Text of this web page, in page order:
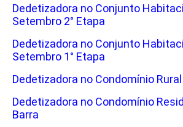
Dedetizadora no Conjunto
Setembro 2° Etapa
Dedetizadora no Conjunto
Setembro 1° Etapa
Dedetizadora no Condomínio
Dedetizadora no Condomínio
Barra